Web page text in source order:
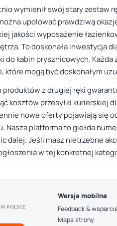
wymienił swój stary zestaw
upolować prawdziwą
jakości wyposażenie
To doskonała inwestycja
do kabin prysznicowych.
które mogą być doskonałym
produktów z drugiej ręki
kosztów przesyłki kurierskiej
nowe oferty pojawiają się
Nasza platforma to giełda
dalej. Jeśli masz nietrzebne
w tej konkretnej
POLSCE
Wersja mobilna
Feedback &
Mapa strony